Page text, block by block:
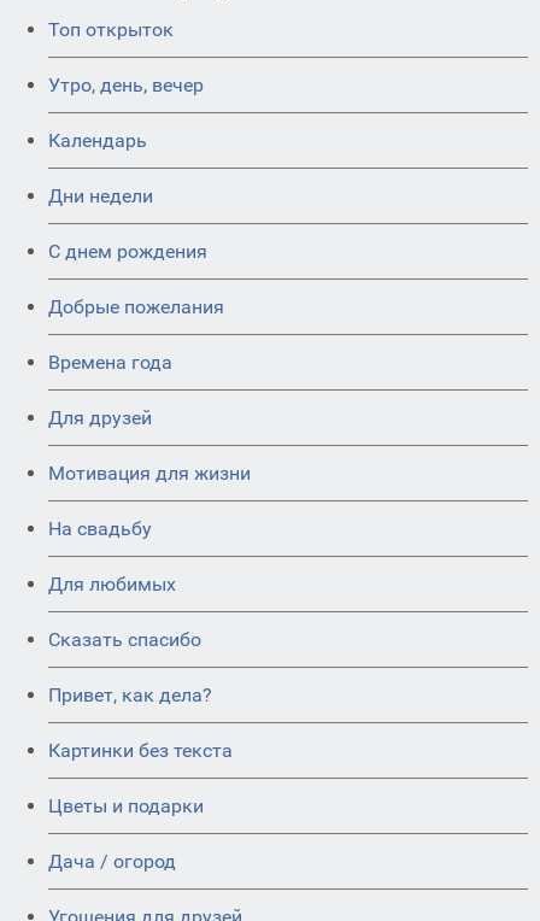
Топ открыток
Утро, день, вечер
Календарь
Дни недели
C днем рождения
Добрые пожелания
Времена года
Для друзей
Мотивация для жизни
На свадьбу
Для любимых
Сказать спасибо
Привет, как дела?
Картинки без текста
Цветы и подарки
Дача / огород